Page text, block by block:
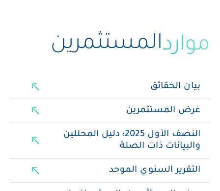
مواردالمستثمرين
بيان الحقائق north_east
عرض المستثمرين north_east
النصف الأول 2025: دليل المحللين
والبيانات ذات الصلة
north_east
التقرير السنوي الموحد north_east